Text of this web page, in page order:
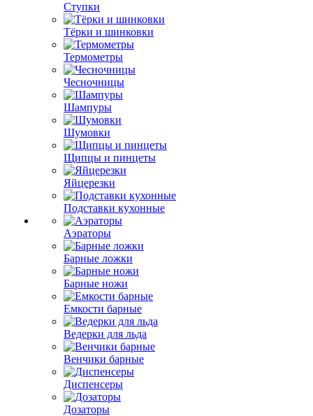
Ступки
Тёрки и шинковки
Термометры
Чесночницы
Шампуры
Шумовки
Щипцы и пинцеты
Яйцерезки
Подставки кухонные
Аэраторы
Барные ложки
Барные ножи
Емкости барные
Ведерки для льда
Венчики барные
Диспенсеры
Дозаторы